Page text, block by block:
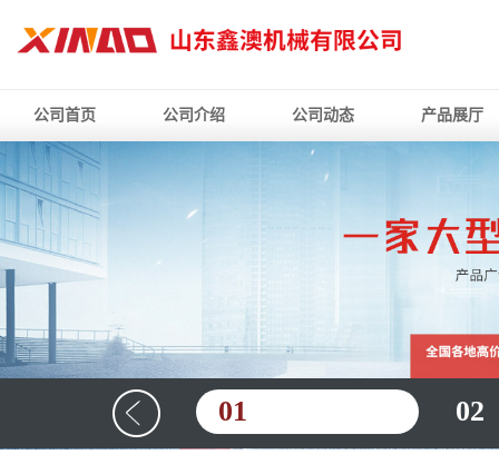
公司首页 公司介绍 公司动态 产品展厅
01 02